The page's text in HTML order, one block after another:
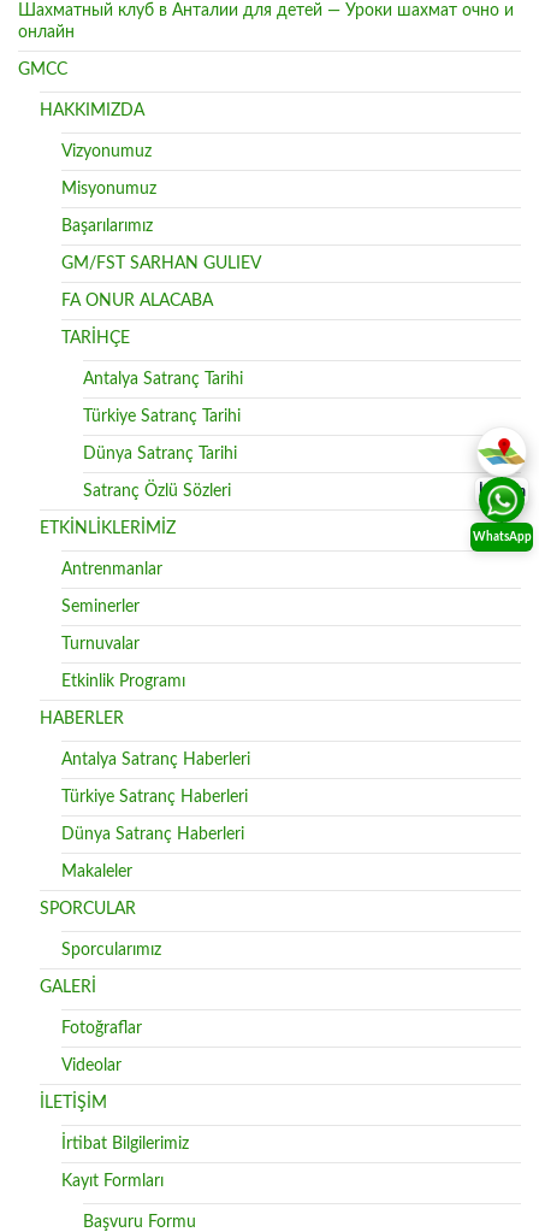
Шахматный клуб в Анталии для детей — Уроки шахмат очно и
онлайн
GMCC
HAKKIMIZDA
Vizyonumuz
Misyonumuz
Başarılarımız
GM/FST SARHAN GULIEV
FA ONUR ALACABA
TARİHÇE
Antalya Satranç Tarihi
Türkiye Satranç Tarihi
Dünya Satranç Tarihi
Satranç Özlü Sözleri
ETKİNLİKLERİMİZ
Antrenmanlar
Seminerler
Turnuvalar
Etkinlik Programı
HABERLER
Antalya Satranç Haberleri
Türkiye Satranç Haberleri
Dünya Satranç Haberleri
Makaleler
SPORCULAR
Sporcularımız
GALERİ
Fotoğraflar
Videolar
İLETİŞİM
İrtibat Bilgilerimiz
Kayıt Formları
Başvuru Formu
İletişim
WhatsApp